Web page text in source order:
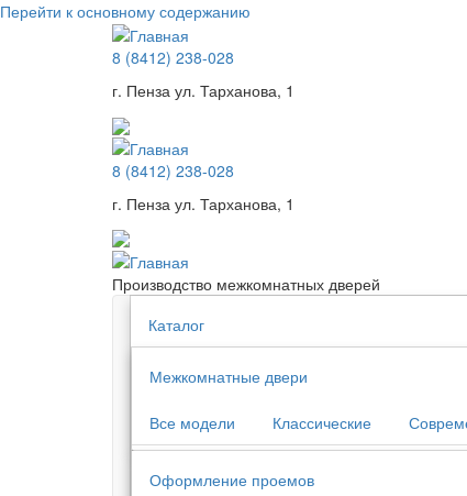
Перейти к основному содержанию
8 (8412) 238-028
г. Пенза ул. Тарханова, 1
8 (8412) 238-028
г. Пенза ул. Тарханова, 1
Производство межкомнатных дверей
Каталог
Межкомнатные двери
Все модели Классические
Оформление проемов